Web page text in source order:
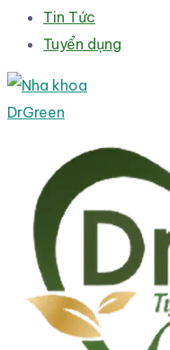
Tin Tức
Tuyển dụng